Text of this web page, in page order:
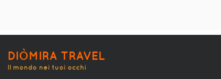
DIÒMIRA TRAVEL
Il mondo nei tuoi occhi